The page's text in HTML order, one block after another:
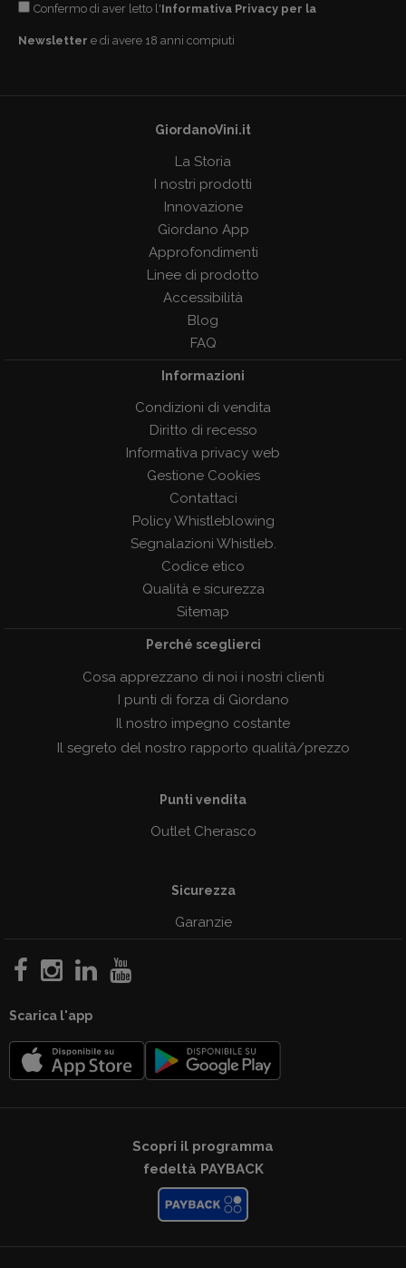
Confermo di aver letto l'Informativa Privacy per la
Newsletter e di avere 18 anni compiuti
GiordanoVini.it
La Storia
I nostri prodotti
Innovazione
Giordano App
Approfondimenti
Linee di prodotto
Accessibilità
Blog
FAQ
Informazioni
Condizioni di vendita
Diritto di recesso
Informativa privacy web
Gestione Cookies
Contattaci
Policy Whistleblowing
Segnalazioni Whistleb.
Codice etico
Qualità e sicurezza
Sitemap
Perché sceglierci
Cosa apprezzano di noi i nostri clienti
I punti di forza di Giordano
Il nostro impegno costante
Il segreto del nostro rapporto qualità/prezzo
Punti vendita
Outlet Cherasco
Sicurezza
Garanzie
Scarica l'app
Scopri il programma
fedeltà PAYBACK